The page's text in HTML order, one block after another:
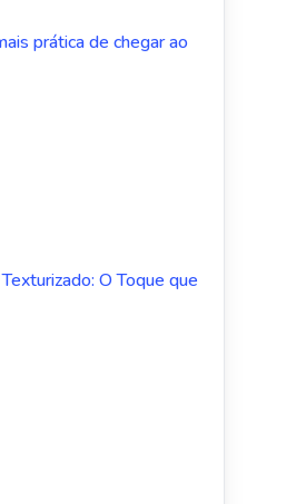
prática de chegar ao
O Toque que